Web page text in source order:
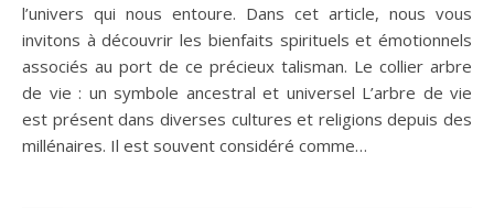
l’univers qui nous entoure. Dans cet article, nous vous
invitons à découvrir les bienfaits spirituels et émotionnels
associés au port de ce précieux talisman. Le collier arbre
de vie : un symbole ancestral et universel L’arbre de vie
est présent dans diverses cultures et religions depuis des
millénaires. Il est souvent considéré comme…